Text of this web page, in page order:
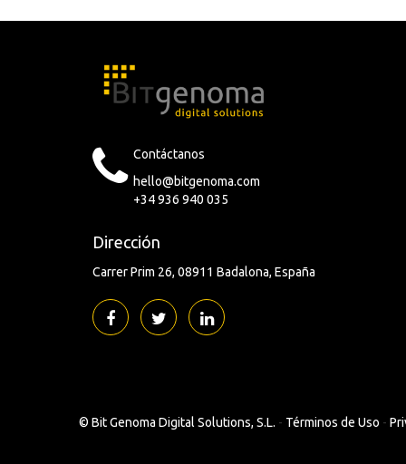
Contáctanos
hello@bitgenoma.com
+34 936 940 035
Dirección
Carrer Prim 26 08911 Badalona España
© Bit Genoma Digital Solutions, S.L. - Términos de Uso -